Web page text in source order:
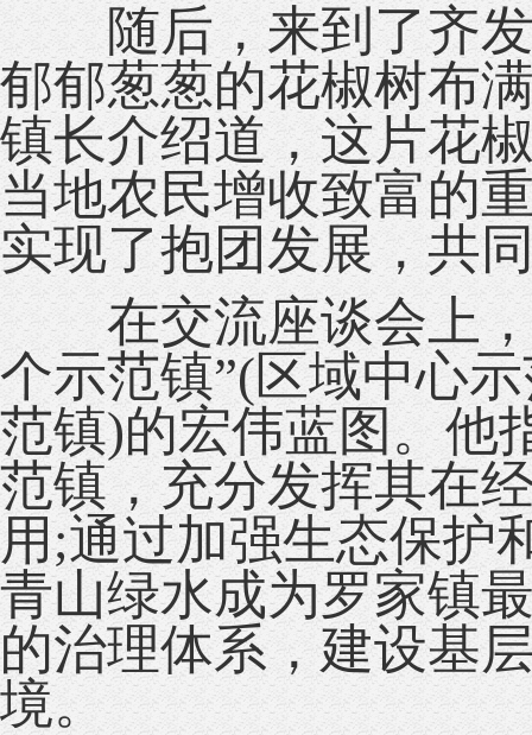
随后，来到了齐发
郁郁葱葱的花椒树布
镇长介绍道，这片花
当地农民增收致富的
实现了抱团发展，共
在交流座谈会上，
个示范镇”(区域中心
范镇)的宏伟蓝图。他
范镇，充分发挥其在
用;通过加强生态保护
青山绿水成为罗家镇
的治理体系，建设基
境。